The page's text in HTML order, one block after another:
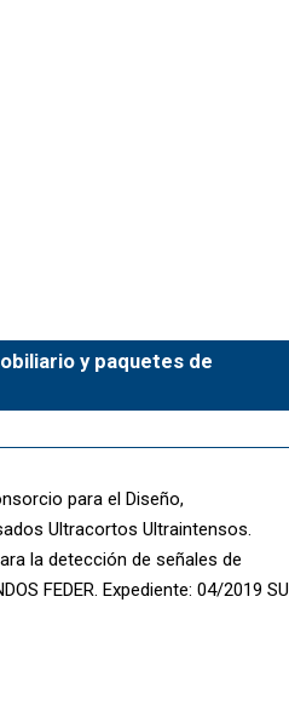
y paquetes de
para el Diseño,
Ultracortos Ultraintensos.
la detección de señales de
FEDER. Expediente: 04/2019 SU.